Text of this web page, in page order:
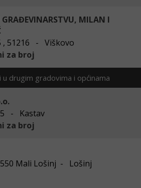
GRAĐEVINARSTVU, MILAN I
, 51216 - Viškovo
za broj
drugim gradovima i općinama
- Kastav
za broj
Mali Lošinj - Lošinj